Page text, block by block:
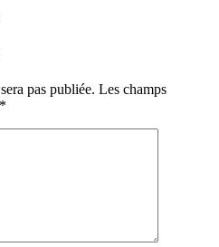
pas publiée. Les champs
*